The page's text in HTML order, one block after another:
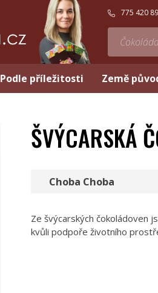
775 420
Podle příležitosti Země
ŠVÝCARSKÁ
Choba Choba
Ze švýcarských čokoládoven
kvůli podpoře životního